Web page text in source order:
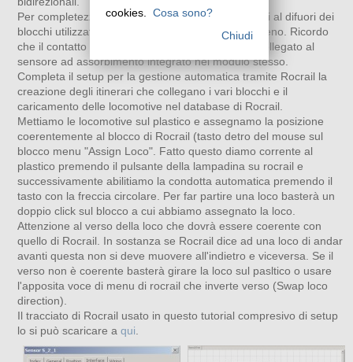
Per completezza sono stati usati anche dei contatti al difuori dei
blocchi utilizzati per localizzare la prosizione del treno. Ricordo
che il contatto di retroazione sui moduli S4/S2 è collegato al
sensore ad assorbimento integrato nel modulo stesso.
Completa il setup per la gestione automatica tramite Rocrail la
creazione degli itinerari che collegano i vari blocchi e il
caricamento delle locomotive nel database di Rocrail.
Mettiamo le locomotive sul plastico e assegnamo la posizione
coerentemente al blocco di Rocrail (tasto detro del mouse sul
blocco menu "Assign Loco". Fatto questo diamo corrente al
plastico premendo il pulsante della lampadina su rocrail e
successivamente abilitiamo la condotta automatica premendo il
tasto con la freccia circolare. Per far partire una loco basterà un
doppio click sul blocco a cui abbiamo assegnato la loco.
Attenzione al verso della loco che dovrà essere coerente con
quello di Rocrail. In sostanza se Rocrail dice ad una loco di andar
avanti questa non si deve muovere all'indietro e viceversa. Se il
verso non è coerente basterà girare la loco sul pasltico o usare
l'apposita voce di menu di rocrail che inverte verso (Swap loco
direction).
Il tracciato di Rocrail usato in questo tutorial compresivo di setup
lo si può scaricare a qui
cookies. Cosa sono?
Chiudi